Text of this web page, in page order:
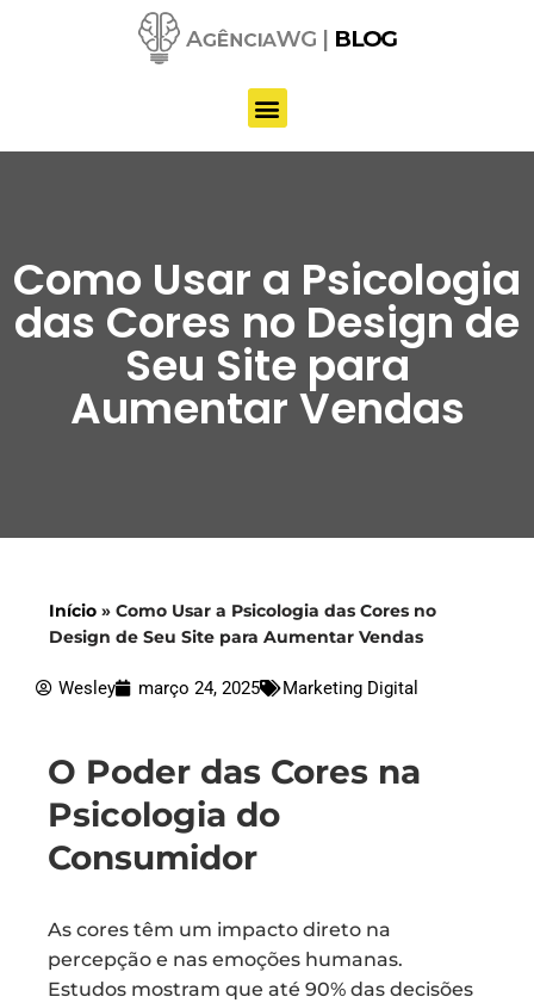
conteúdo
Como Usar a Psicologia
das Cores no Design de
Seu Site para
Aumentar Vendas
Início » Como Usar a Psicologia das Cores no
Design de Seu Site para Aumentar Vendas
Wesley março 24, 2025 Marketing Digital
O Poder das Cores na
Psicologia do
Consumidor
As cores têm um impacto direto na
percepção e nas emoções humanas.
Estudos mostram que até 90% das decisões